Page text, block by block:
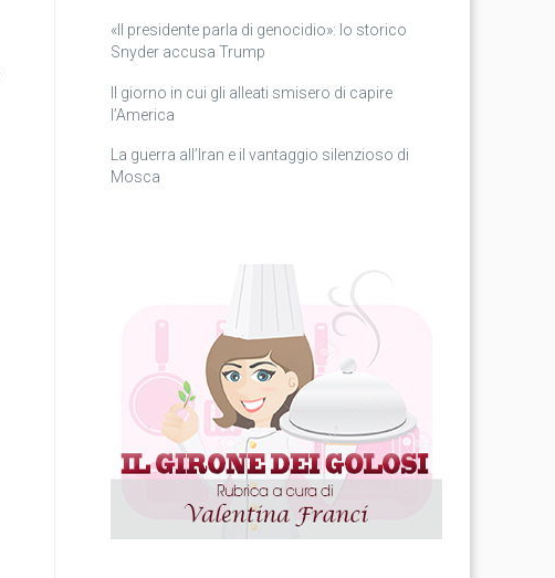
«Il presidente parla di genocidio»: lo storico
Snyder accusa Trump
Il giorno in cui gli alleati smisero di capire
l’America
La guerra all’Iran e il vantaggio silenzioso di
Mosca